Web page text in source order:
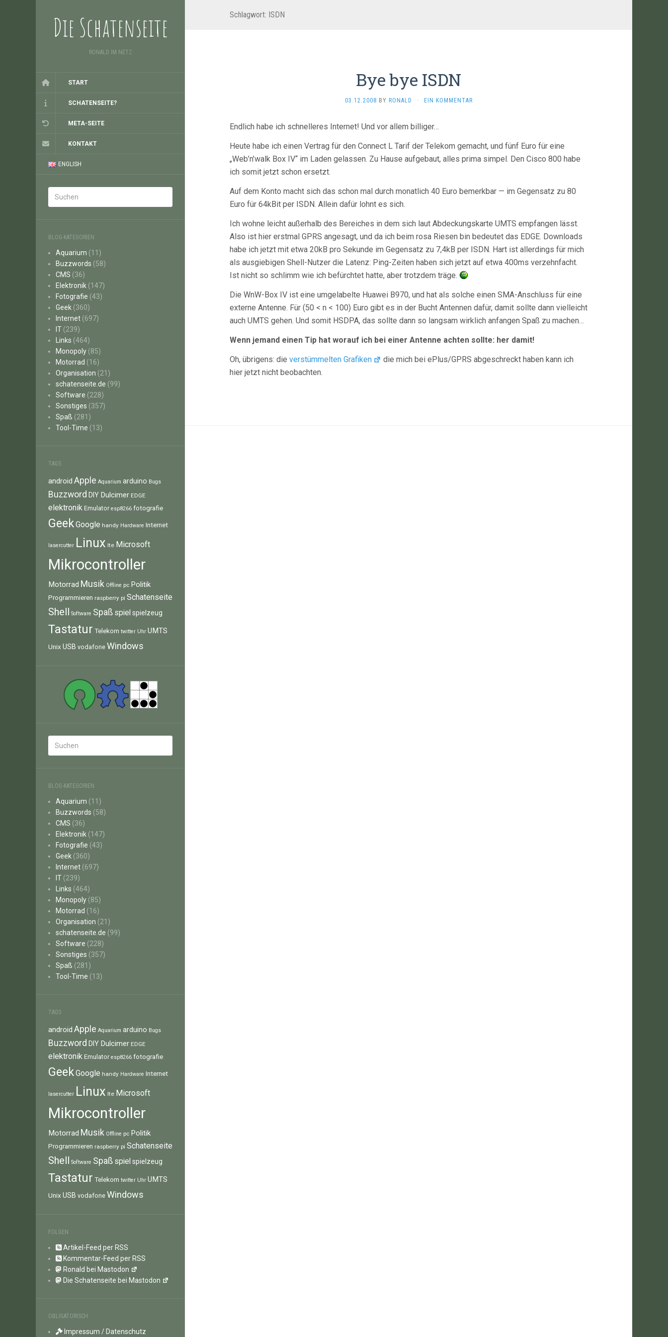
Die Schatenseite
RONALD IM NETZ
START
SCHATENSEITE?
META-SEITE
KONTAKT
ENGLISH
BLOG-KATEGORIEN
Aquarium (11)
Buzzwords (58)
CMS (36)
Elektronik (147)
Fotografie (43)
Geek (360)
Internet (697)
IT (239)
Links (464)
Monopoly (85)
Motorrad (16)
Organisation (21)
schatenseite.de (99)
Software (228)
Sonstiges (357)
Spaß (281)
Tool-Time (13)
TAGS
android Apple Aquarium arduino Bugs
Buzzword DIY Dulcimer EDGE
elektronik Emulator esp8266 fotografie
GeekGoogle handy Hardware Internet
lasercutter Linux lte Microsoft
Mikrocontroller
Motorrad Musik Offline pc Politik
Programmieren raspberry pi Schatenseite
Shell Software Spaß spiel spielzeug
Tastatur Telekom twitter Uhr UMTS
Unix USB vodafone Windows
BLOG-KATEGORIEN
Aquarium (11)
Buzzwords (58)
CMS (36)
Elektronik (147)
Fotografie (43)
Geek (360)
Internet (697)
IT (239)
Links (464)
Monopoly (85)
Motorrad (16)
Organisation (21)
schatenseite.de (99)
Software (228)
Sonstiges (357)
Spaß (281)
Tool-Time (13)
TAGS
android Apple Aquarium arduino Bugs
Buzzword DIY Dulcimer EDGE
elektronik Emulator esp8266 fotografie
GeekGoogle handy Hardware Internet
lasercutter Linux lte Microsoft
Mikrocontroller
Motorrad Musik Offline pc Politik
Programmieren raspberry pi Schatenseite
Shell Software Spaß spiel spielzeug
Tastatur Telekom twitter Uhr UMTS
Unix USB vodafone Windows
FOLGEN
Artikel-Feed per RSS
Kommentar-Feed per RSS
Ronald bei Mastodon
Die Schatenseite bei Mastodon
OBLIGATORISCH
Impressum / Datenschutz
Schlagwort: ISDN
Bye bye ISDN
03.12.2008 BY RONALD · EIN KOMMENTAR
Endlich habe ich schnelleres Internet! Und vor allem billiger…
Heute habe ich einen Vertrag für den Connect L Tarif der Telekom gemacht, und fünf Euro für eine
„Web’n’walk Box IV“ im Laden gelassen. Zu Hause aufgebaut, alles prima simpel. Den Cisco 800 habe
ich somit jetzt schon ersetzt.
Auf dem Konto macht sich das schon mal durch monatlich 40 Euro bemerkbar — im Gegensatz zu 80
Euro für 64kBit per ISDN. Allein dafür lohnt es sich.
Ich wohne leicht außerhalb des Bereiches in dem sich laut Abdeckungskarte UMTS empfangen lässt.
Also ist hier erstmal GPRS angesagt, und da ich beim rosa Riesen bin bedeutet das EDGE. Downloads
habe ich jetzt mit etwa 20kB pro Sekunde im Gegensatz zu 7,4kB per ISDN. Hart ist allerdings für mich
als ausgiebigen Shell-Nutzer die Latenz: Ping-Zeiten haben sich jetzt auf etwa 400ms verzehnfacht.
Ist nicht so schlimm wie ich befürchtet hatte, aber trotzdem träge.
Die WnW-Box IV ist eine umgelabelte Huawei B970, und hat als solche einen SMA-Anschluss für eine
externe Antenne. Für (50 < n < 100) Euro gibt es in der Bucht Antennen dafür, damit sollte dann vielleicht
auch UMTS gehen. Und somit HSDPA, das sollte dann so langsam wirklich anfangen Spaß zu machen…
Wenn jemand einen Tip hat worauf ich bei einer Antenne achten sollte: her damit!
Oh, übrigens: die verstümmelten Grafiken
die mich bei ePlus/GPRS abgeschreckt haben kann ich
hier jetzt nicht beobachten.